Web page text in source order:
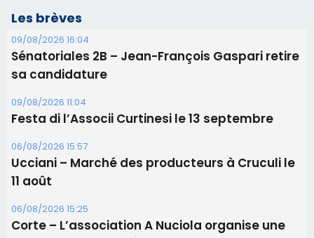
06/08/2026 15:57
Ucciani – Marché des producteurs à Cruculi le
11 août
06/08/2026 15:25
Corte – L’association A Nuciola organise une
projection sous les étoiles
06/08/2026 15:04
Alata - Soirée Tango Argentin au stade de San
Benedetto
05/08/2026 09:53
Biguglia : messe de la Sainte-Marie et